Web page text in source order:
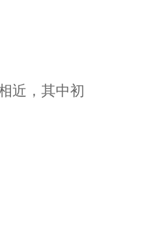
近，其中初